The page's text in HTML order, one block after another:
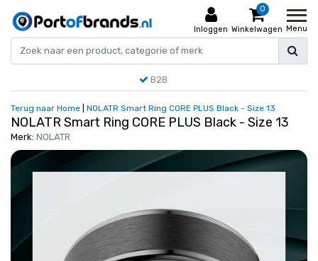
Inloggen
0
Winkelwagen Menu
B2B
Terug naar Home NOLATR Smart Ring CORE PLUS Black - Size 13
NOLATR Smart Ring CORE PLUS Black - Size 13
Merk: NOLATR